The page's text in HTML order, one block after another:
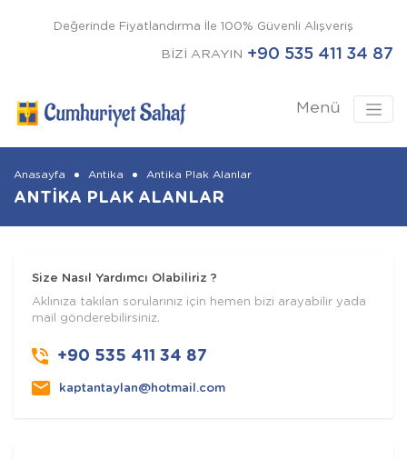
Değerinde Fiyatlandırma İle 100% Güvenli Alışveriş
BİZİ ARAYIN +90 535 411 34 87
Menü
Anasayfa Antika Antika Plak Alanlar
ANTIKA PLAK ALANLAR
Size Nasıl Yardımcı Olabiliriz ?
Aklınıza takılan sorularınız için hemen bizi arayabilir yada
mail gönderebilirsiniz.
+90 535 411 34 87
kaptantaylan@hotmail.com